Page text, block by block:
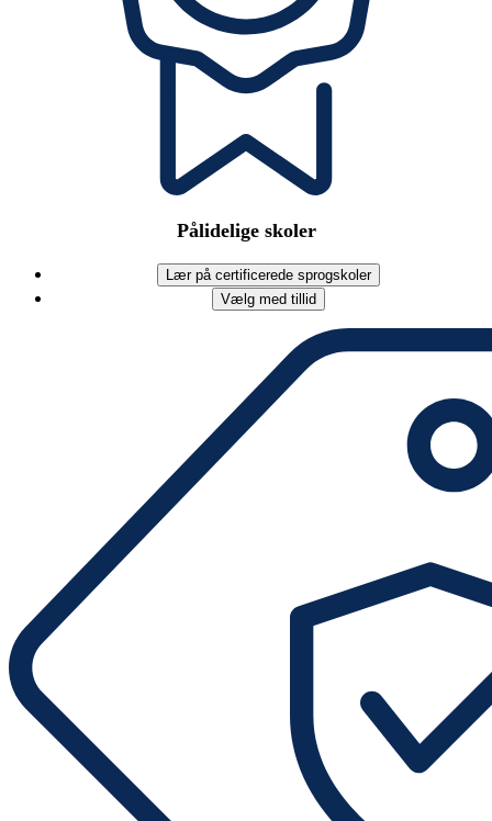
Pålidelige skoler
Lær på certificerede sprogskoler
Vælg med tillid